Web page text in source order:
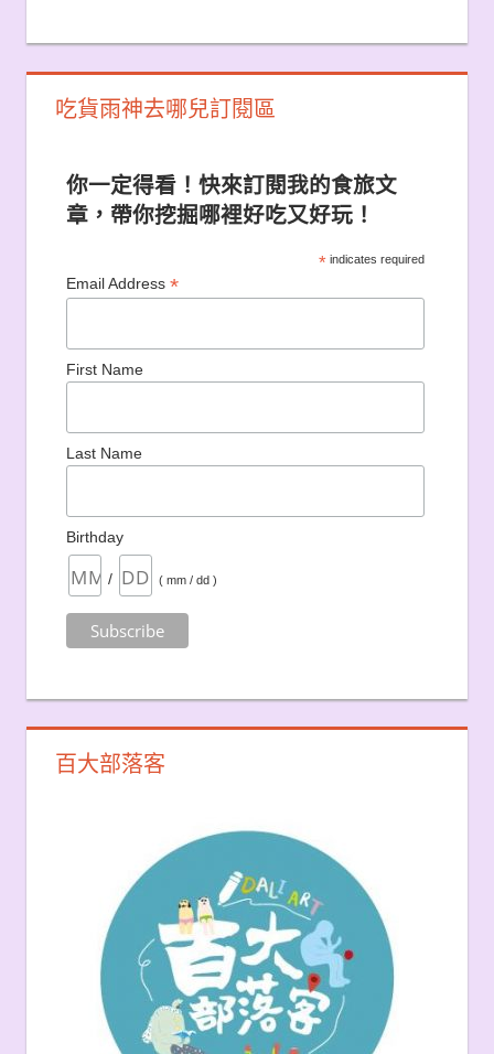
吃貨雨神去哪兒訂閱區
你一定得看！快來訂閱我的食旅文
章，帶你挖掘哪裡好吃又好玩！
*indicates required
Email Address *
First Name
Last Name
Birthday
/ ( mm / dd )
百大部落客